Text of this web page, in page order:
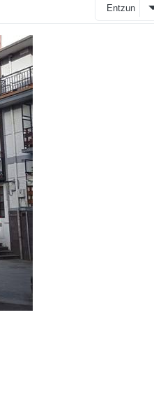
Entzun